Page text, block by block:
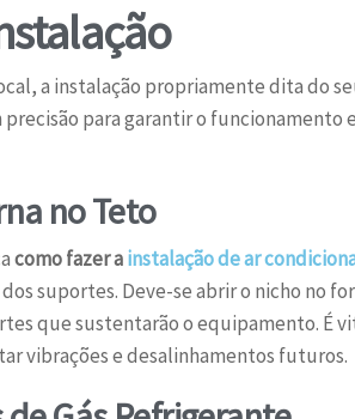
a instalação propriamente dita do
para garantir o
no Teto
como fazer ainstalação de ar
suportes. Deve-se abrir o nicho no
que sustentarão o equipamento.
vibrações e desalinhamentos futuros.